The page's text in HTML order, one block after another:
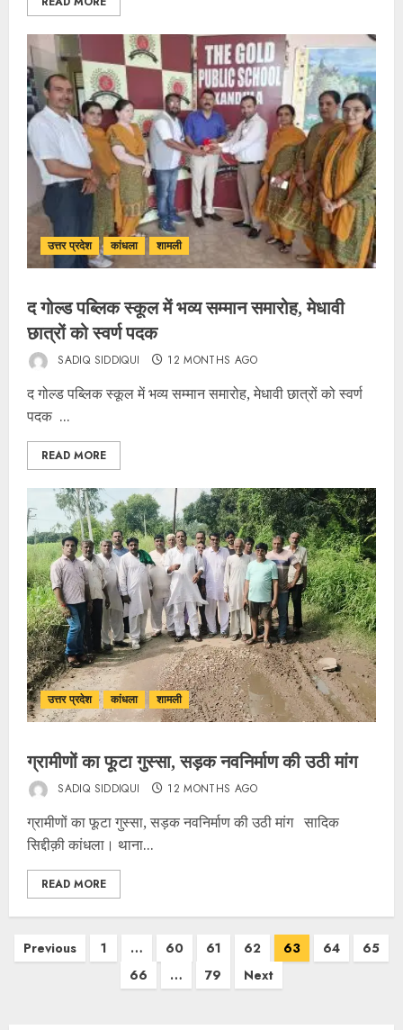
उत्तर प्रदेश कांधला शामली
द गोल्ड पब्लिक स्कूल में भव्य सम्मान समारोह, मेधावी
छात्रों को स्वर्ण पदक
SADIQ SIDDIQUI 12 MONTHS AGO
द गोल्ड पब्लिक स्कूल में भव्य सम्मान समारोह, मेधावी छात्रों को स्वर्ण
पदक ...
READ MORE
उत्तर प्रदेश कांधला शामली
ग्रामीणों का फूटा गुस्सा, सड़क नवनिर्माण की उठी मांग
SADIQ SIDDIQUI 12 MONTHS AGO
ग्रामीणों का फूटा गुस्सा, सड़क नवनिर्माण की उठी मांग सादिक
सिद्दीक़ी कांधला। थाना...
READ MORE
Previous 1 … 60 61 62 63 64
65
66
… 79 Next